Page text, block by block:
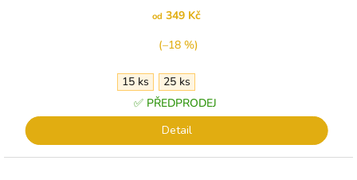
od 349 Kč
(–18 %)
15 ks
25 ks
✅ PŘEDPRODEJ
Detail